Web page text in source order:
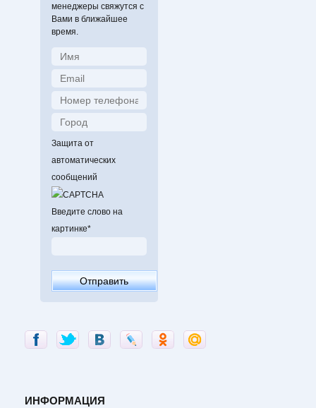
менеджеры свяжутся с
Вами в ближайшее
время.
Защита от
автоматических
сообщений
Введите слово на
картинке*
ИНФОРМАЦИЯ